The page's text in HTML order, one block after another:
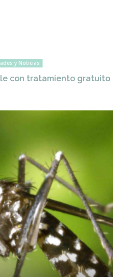
y Noticias
con tratamiento gratuito